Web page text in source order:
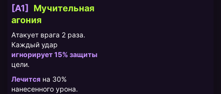
[A1]
Мучительная
агония
Атакует врага 2 раза.
Каждый удар
игнорирует 15% защиты
цели.
Лечится на 30%
нанесенного урона.